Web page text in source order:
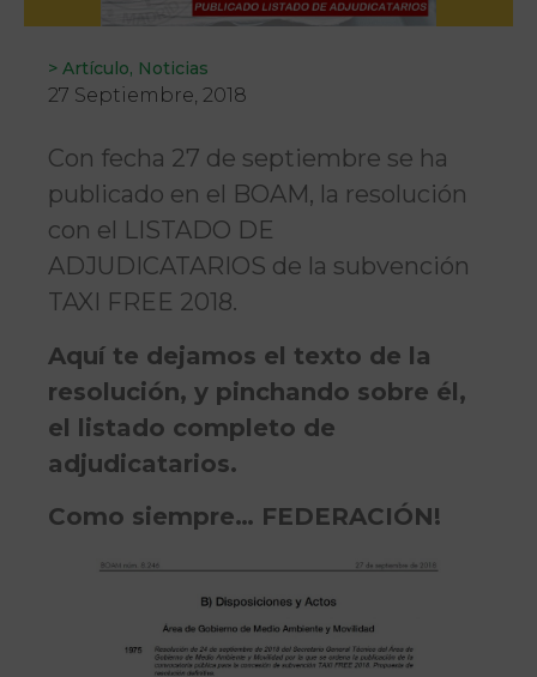
> Artículo, Noticias
27 Septiembre, 2018
Con fecha 27 de septiembre se ha
publicado en el BOAM, la resolución
con el LISTADO DE
ADJUDICATARIOS de la subvención
TAXI FREE 2018.
Aquí te dejamos el texto de la
resolución, y pinchando sobre él,
el listado completo de
adjudicatarios.
Como siempre… FEDERACIÓN!